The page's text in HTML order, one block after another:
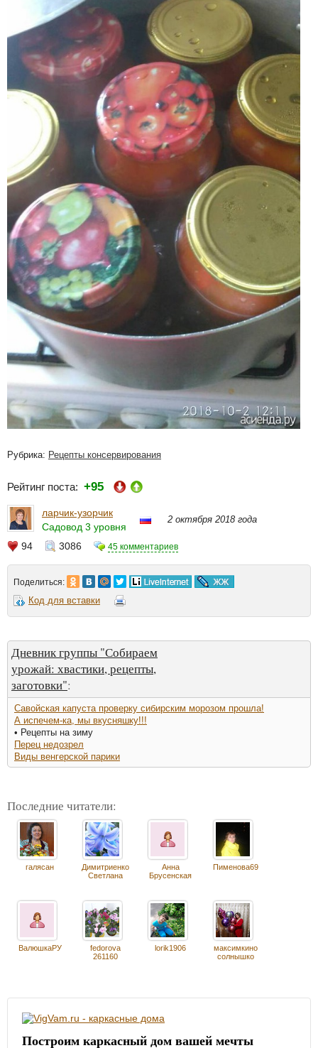
Рубрика: Рецепты консервирования
Рейтинг поста: +95
ларчик-узорчик
Садовод 3 уровня
2 октября 2018 года
94 3086 45 комментариев
Поделиться:
Код для вставки
Дневник группы "Собираем
урожай: хвастики, рецепты,
заготовки":
Савойская капуста проверку сибирским морозом прошла!
А испечем-ка, мы вкусняшку!!!
• Рецепты на зиму
Перец недозрел
Виды венгерской парики
Последние читатели:
галясан
Димитриенко
Светлана
Анна
Брусенская
Пименова69
ВалюшкаРУ
fedorova
261160
lorik1906
максимкино
солнышко
Построим каркасный дом вашей мечты